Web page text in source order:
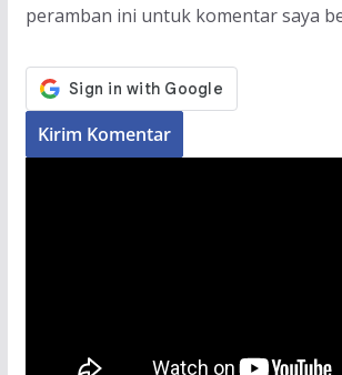
peramban ini untuk komentar saya